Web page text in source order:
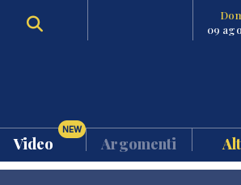
09
Video
NEW
Argomenti